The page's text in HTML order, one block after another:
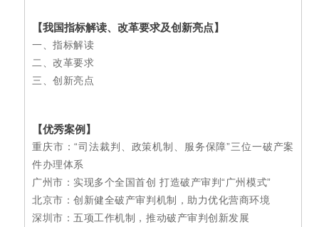
【我国指标解读、改革要求及创新亮点】
一、指标解读
二、改革要求
三、创新亮点
【优秀案例】
重庆市：“司法裁判、政策机制、服务保障”三位一破产案
件办理体系
广州市：实现多个全国首创 打造破产审判“广州模式”
北京市：创新健全破产审判机制，助力优化营商环境
深圳市：五项工作机制，推动破产审判创新发展